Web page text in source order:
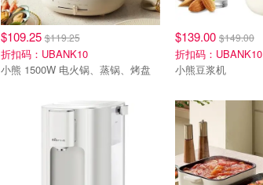
$109.25$119.25
折扣码：UBANK10
小熊 1500W 电火锅、蒸锅、烤盘
$139.00 $149.00
折扣码：UBANK10
小熊豆浆机